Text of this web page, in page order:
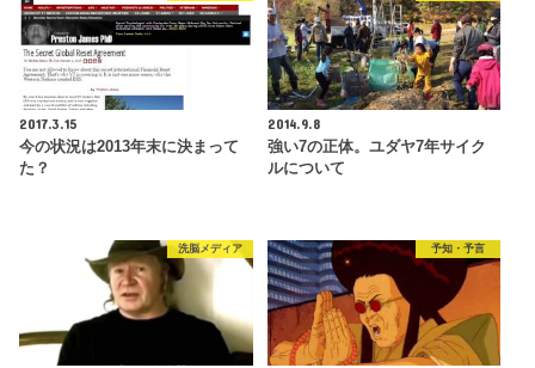
2017.3.15
今の状況は2013年末に決まって
た？
2014.9.8
強い7の正体。ユダヤ7年サイク
ルについて
洗脳メディア 予知・予言